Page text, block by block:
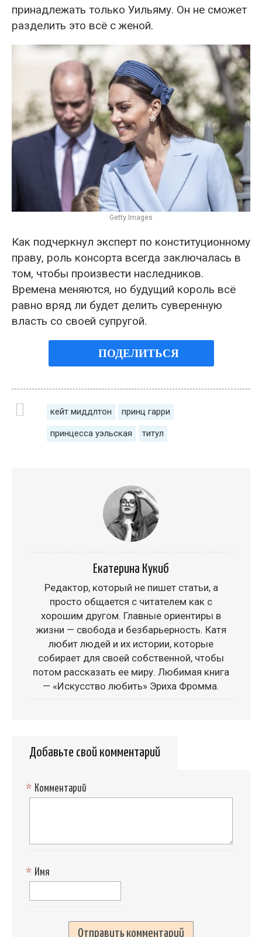
принадлежать только Уильяму. Он не сможет
разделить это всё с женой.
Getty Images
Как подчеркнул эксперт по конституционному
праву, роль консорта всегда заключалась в
том, чтобы произвести наследников.
Времена меняются, но будущий король всё
равно вряд ли будет делить суверенную
власть со своей супругой.
ПОДЕЛИТЬСЯ
кейт миддлтон принц гарри
принцесса уэльская титул
Екатерина Кукиб
Редактор, который не пишет статьи, а
просто общается с читателем как с
хорошим другом. Главные ориентиры в
жизни — свобода и безбарьерность. Катя
любит людей и их истории, которые
собирает для своей собственной, чтобы
потом рассказать ее миру. Любимая книга
— «Искусство любить» Эриха Фромма.
Добавьте свой комментарий
Комментарий
*
Имя
*